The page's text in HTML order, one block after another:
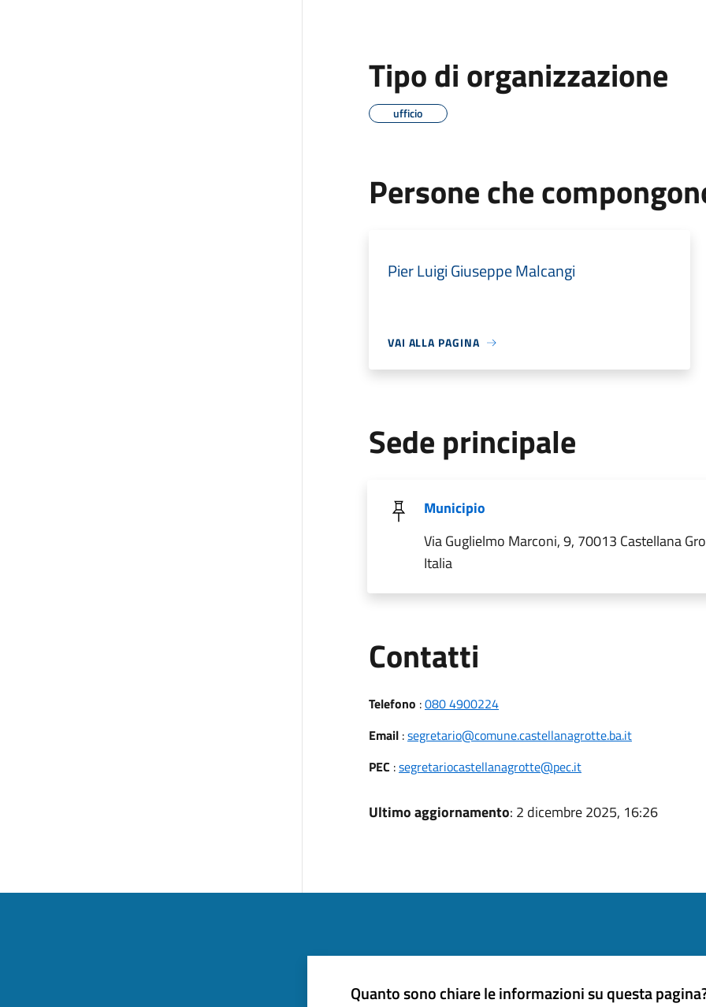
Tipo di organizzazione
ufficio
Persone che
Pier Luigi Giuseppe Malcangi
VAI ALLA PAGINA
Sede principale
Municipio
Via Guglielmo Marconi, 9, 70013 Castellana
Italia
Contatti
Telefono :080 4900224
Email:segretario@comune.castellanagrotte.ba.it
PEC :segretariocastellanagrotte@pec.it
Ultimo aggiornamento: 2 dicembre 2025, 16:26
Quanto sono chiare le informazioni su questa